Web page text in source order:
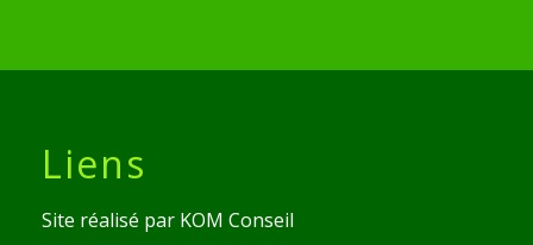
Liens
Site réalisé par KOM Conseil